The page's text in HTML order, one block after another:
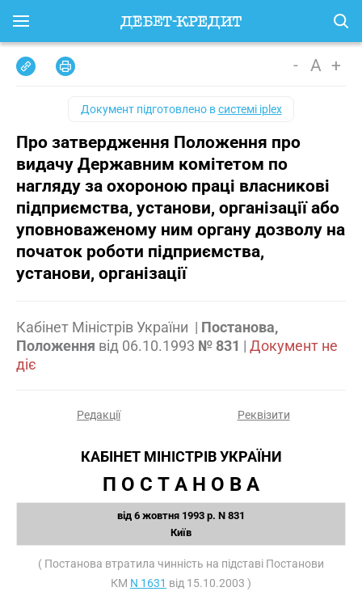
- A +
Документ підготовлено всистемі iplex
Про затвердження Положення про
видачу Державним комітетом по
нагляду за охороною праці власникові
підприємства, установи, організації або
уповноваженому ним органу дозволу на
початок роботи підприємства,
установи, організації
Кабінет Міністрів України | Постанова,
Положення від 06.10.1993 № 831 | Документ не
діє
Редакції Реквізити
КАБІНЕТ МІНІСТРІВ УКРАЇНИ
П О С Т А Н О В А
від 6 жовтня 1993 р. N 831
Київ
( Постанова втратила чинність на підставі Постанови
КМ N 1631 від 15.10.2003 )